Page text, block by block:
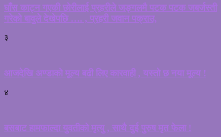
घाँस काट्न गएकी छोरीलाई प्रहरीले जङ्गलमै पटक पटक जबर्जस्ती
गरेको बावुले देखेपछि …. , प्रहरी जवान पक्राउ,
३
आजदेखि अण्डाको मूल्य बढी लिए कारवाही , यस्तो छ नया मूल्य !
४
बसबाट हामफाल्दा युवतीको मृत्यु , साथै दुई पुरुष मृत फेला !